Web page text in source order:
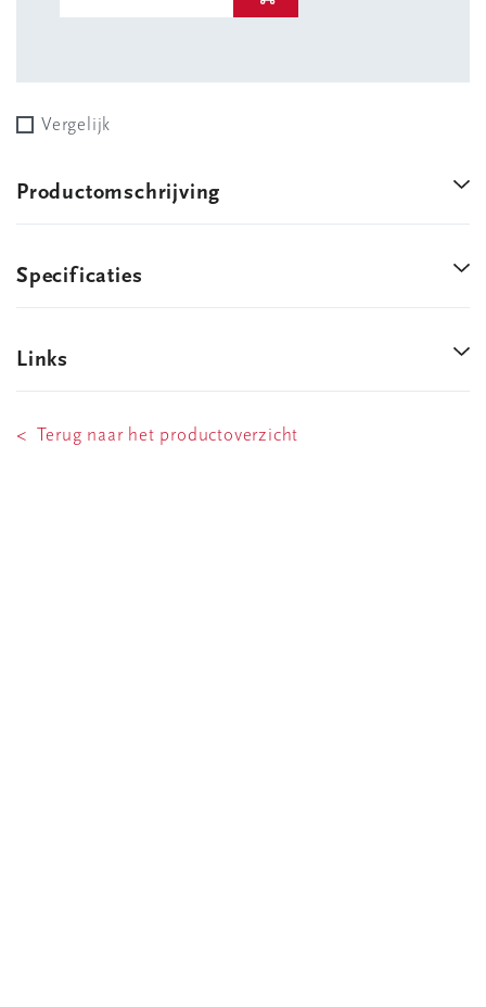
Vergelijk
Productomschrijving
Specificaties
Links
< Terug naar het productoverzicht